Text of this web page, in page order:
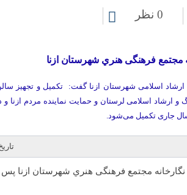
0 نظر
مجتمع فرهنگی هنري شهرستان ازنا
اسلامی شهرستان ازنا گفت: تکمیل و تجهیز
ارشاد اسلامی لرستان و حمایت نماینده مردم ازنا و
سال جاری تکمیل می‌شود.
تاریخ